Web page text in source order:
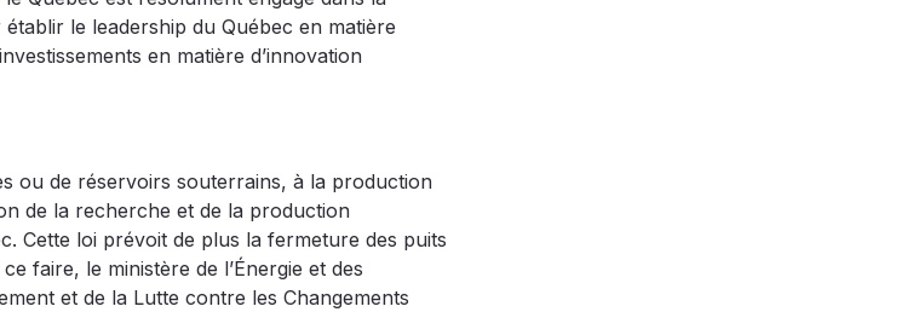
le leadership du Québec en matière
en matière d’innovation
ou de réservoirs souterrains, à la production
de la recherche et de la production
Cette loi prévoit de plus la fermeture des puits
faire, le ministère de l’Énergie et des
et de la Lutte contre les Changements